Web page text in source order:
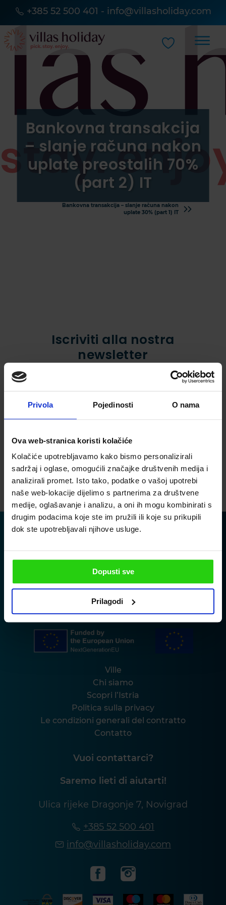
Privola Pojedinosti O nama
Ova web-stranica koristi kolačiće
Kolačiće upotrebljavamo kako bismo personalizirali
sadržaj i oglase, omogućili značajke društvenih medija i
analizirali promet. Isto tako, podatke o vašoj upotrebi
naše web-lokacije dijelimo s partnerima za društvene
medije, oglašavanje i analizu, a oni ih mogu kombinirati s
drugim podacima koje ste im pružili ili koje su prikupili
dok ste upotrebljavali njihove usluge.
Dopusti sve
Prilagodi
+385 52 500 401 - info@villasholiday.com
Bankovna transakcija
– slanje računa nakon
uplate preostalih 70%
(part 2) IT
Bankovna transakcija – slanje računa nakon
uplate 30% (part 1) IT
Iscriviti alla nostra
newsletter
LA PREGHIAMO DI INSERIRE UN INDIRIZZO E-MAIL
Accetto la politica sulla privacy
INVIA
Ville
Chi siamo
Scopri l’Istria
Politica sulla privacy
Le condizioni generali del contratto
Contatto
Vuoi contattarci?
Saremo lieti di aiutarti!
Ulica rijeke Dragonje 7, Novigrad
+385 52 500 401
info@villasholiday.com